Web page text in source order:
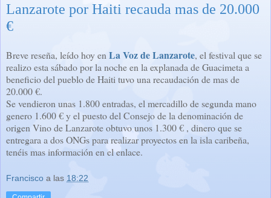
Lanzarote por Haiti recauda mas de 20.000
€
Breve reseña, leído hoy en La Voz de Lanzarote, el festival que se
realizo esta sábado por la noche en la explanada de Guacimeta a
beneficio del pueblo de Haiti tuvo una recaudación de mas de
20.000 €.
Se vendieron unas 1.800 entradas, el mercadillo de segunda mano
genero 1.600 € y el puesto del Consejo de la denominación de
origen Vino de Lanzarote obtuvo unos 1.300 € , dinero que se
entregara a dos ONGs para realizar proyectos en la isla caribeña,
tenéis mas información en el enlace.
Francisco a las 18:22